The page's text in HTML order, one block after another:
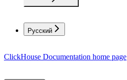
Русский
ClickHouse Documentation home page